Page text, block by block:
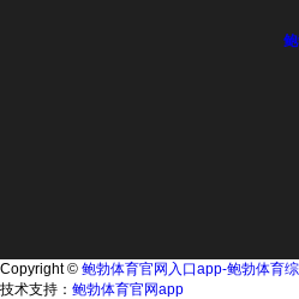
Copyright © 鲍勃体育官网入口app-鲍勃体育
技术支持： 鲍勃体育官网app